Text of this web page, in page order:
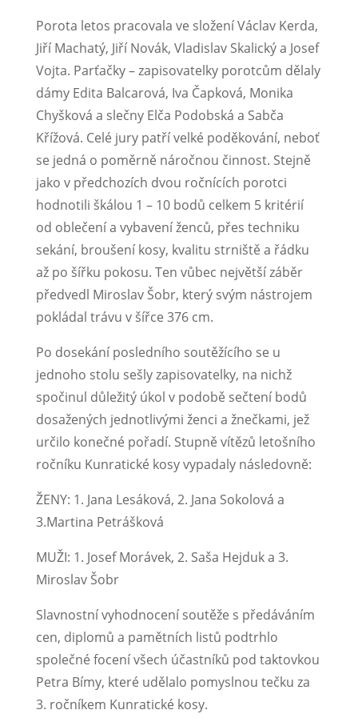
Porota letos pracovala ve složení Václav Kerda,
Jiří Machatý, Jiří Novák, Vladislav Skalický a Josef
Vojta. Parťačky – zapisovatelky porotcům dělaly
dámy Edita Balcarová, Iva Čapková, Monika
Chyšková a slečny Elča Podobská a Sabča
Křížová. Celé jury patří velké poděkování, neboť
se jedná o poměrně náročnou činnost. Stejně
jako v předchozích dvou ročnících porotci
hodnotili škálou 1 – 10 bodů celkem 5 kritérií
od oblečení a vybavení ženců, přes techniku
sekání, broušení kosy, kvalitu strniště a řádku
až po šířku pokosu. Ten vůbec největší záběr
předvedl Miroslav Šobr, který svým nástrojem
pokládal trávu v šířce 376 cm.
Po dosekání posledního soutěžícího se u
jednoho stolu sešly zapisovatelky, na nichž
spočinul důležitý úkol v podobě sečtení bodů
dosažených jednotlivými ženci a žnečkami, jež
určilo konečné pořadí. Stupně vítězů letošního
ročníku Kunratické kosy vypadaly následovně:
ŽENY: 1. Jana Lesáková, 2. Jana Sokolová a
3.Martina Petrášková
MUŽI: 1. Josef Morávek, 2. Saša Hejduk a 3.
Miroslav Šobr
Slavnostní vyhodnocení soutěže s předáváním
cen, diplomů a pamětních listů podtrhlo
společné focení všech účastníků pod taktovkou
Petra Bímy, které udělalo pomyslnou tečku za
3. ročníkem Kunratické kosy.